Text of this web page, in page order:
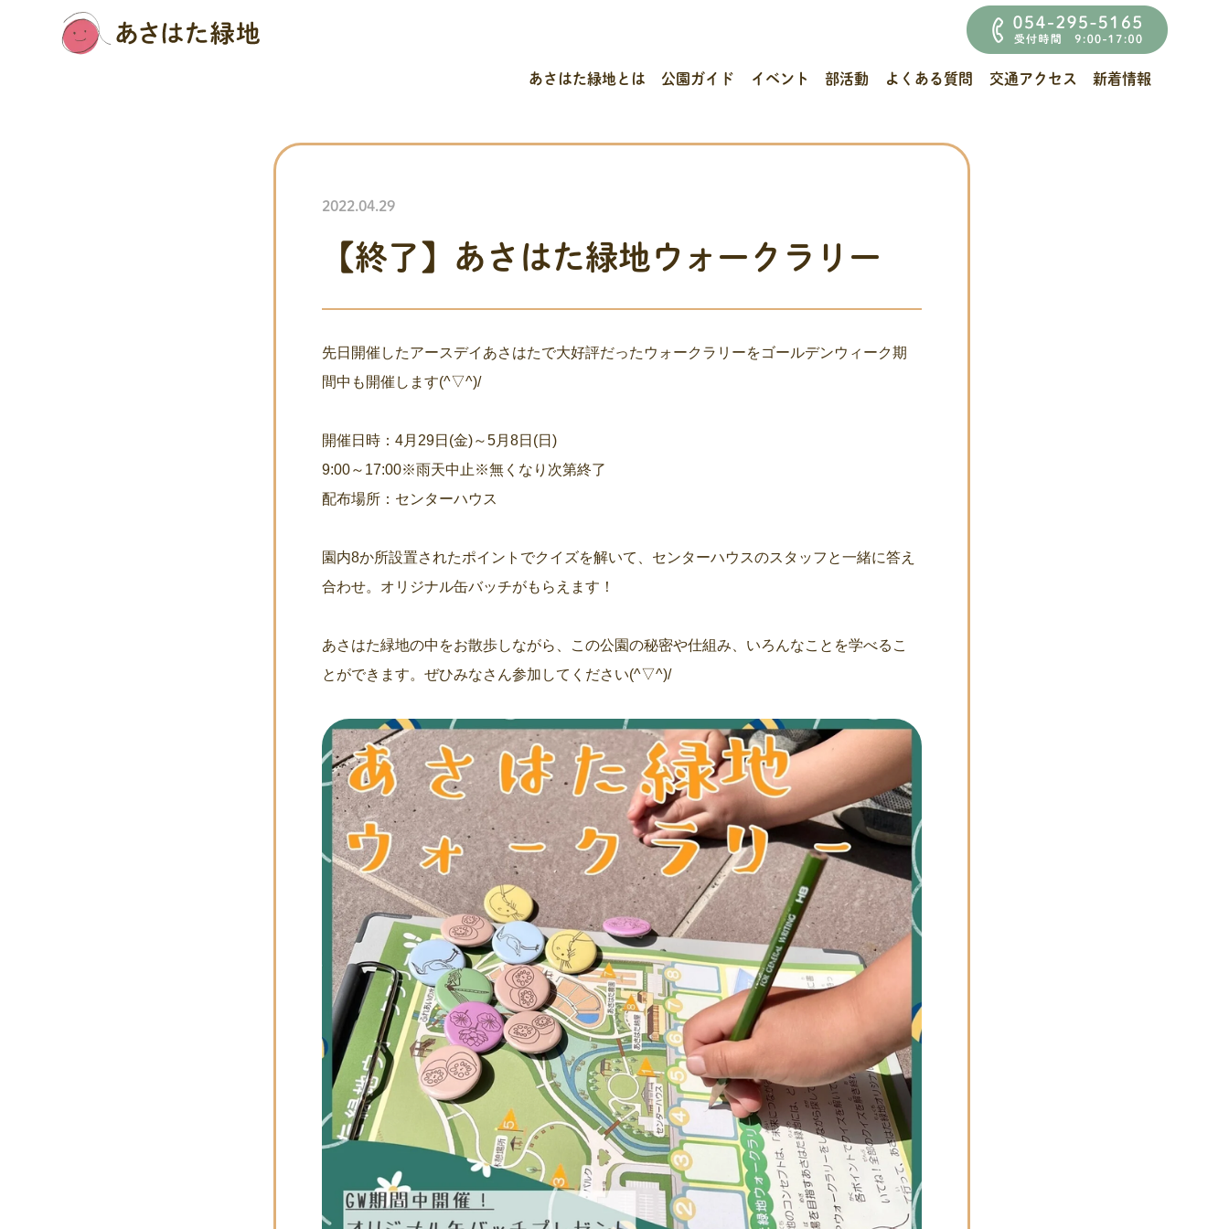
あさはた緑地とは 公園ガイド イベント 部活動 よくある質問 交通アクセス 新着情報
2022.04.29
【終了】あさはた緑地ウォークラリー
先日開催したアースデイあさはたで大好評だったウォークラリーをゴールデンウィーク期
間中も開催します(^▽^)/
開催日時：4月29日(金)～5月8日(日)
9:00～17:00※雨天中止※無くなり次第終了
配布場所：センターハウス
園内8か所設置されたポイントでクイズを解いて、センターハウスのスタッフと一緒に答え
合わせ。オリジナル缶バッチがもらえます！
あさはた緑地の中をお散歩しながら、この公園の秘密や仕組み、いろんなことを学べるこ
とができます。ぜひみなさん参加してください(^▽^)/